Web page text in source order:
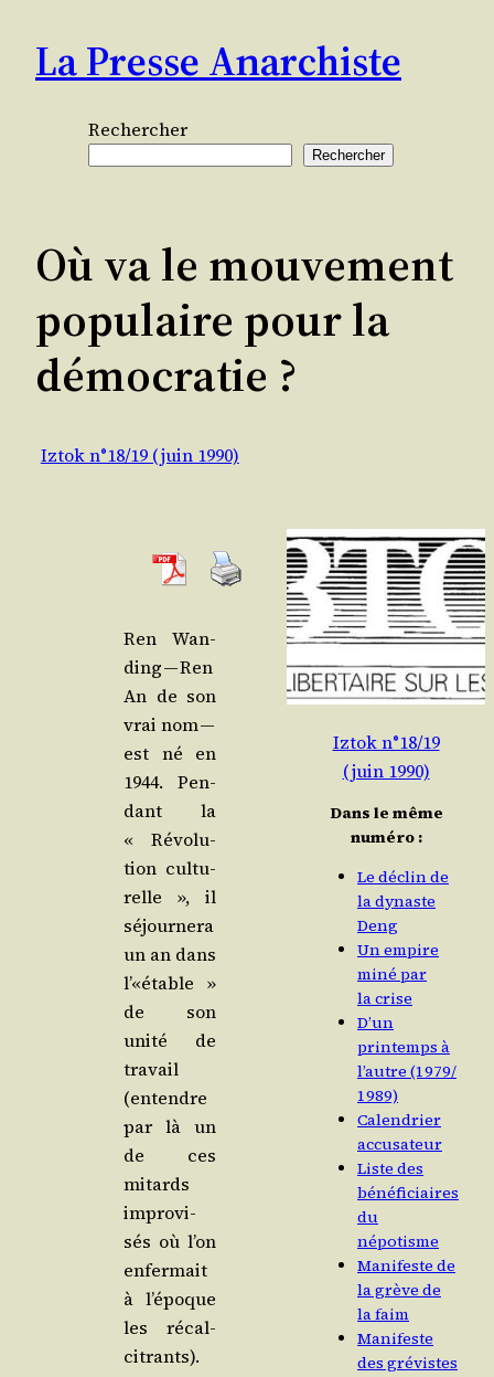
contenu
La Presse Anarchiste
Rechercher
Rechercher
Où va le mouvement
populaire pour la
démocratie ?
Iztok n°18/19 (juin 1990)
Ren Wan­
ding — Ren
An de son
vrai nom —
est né en
1944. Pen­
dant la
« Révo­lu­
tion cultu­
relle », il
séjour­ne­ra
un an dans
l’«étable »
de son
uni­té de
tra­vail
(entendre
par là un
de ces
mitards
impro­vi­
sés où l’on
enfer­mait
à l’é­poque
les récal­
ci­trants).
Iztok n°18/19
(juin 1990)
Dans le même
numéro :
Le déclin de
la dynaste
Deng
Un empire
miné par
la crise
D’un
printemps à
l’autre (1979/​
1989)
Calendrier
accusateur
Liste des
bénéficiaires
du
népotisme
Manifeste de
la grève de
la faim
Manifeste
des grévistes